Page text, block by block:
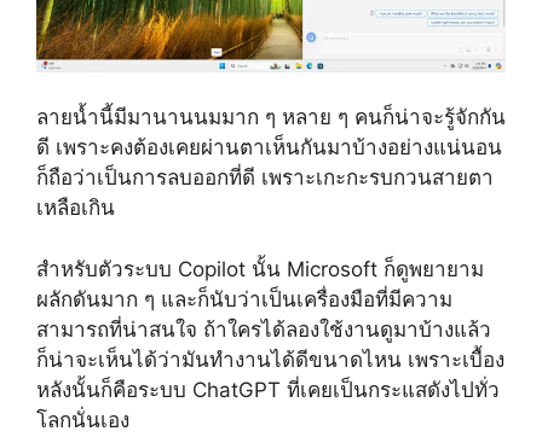
ลายน้ำนี้มีมานานนมมาก ๆ หลาย ๆ คนก็น่าจะรู้จักกัน
ดี เพราะคงต้องเคยผ่านตาเห็นกันมาบ้างอย่างแน่นอน
ก็ถือว่าเป็นการลบออกที่ดี เพราะเกะกะรบกวนสายตา
เหลือเกิน
สำหรับตัวระบบ Copilot นั้น Microsoft ก็ดูพยายาม
ผลักดันมาก ๆ และก็นับว่าเป็นเครื่องมือที่มีความ
สามารถที่น่าสนใจ ถ้าใครได้ลองใช้งานดูมาบ้างแล้ว
ก็น่าจะเห็นได้ว่ามันทำงานได้ดีขนาดไหน เพราะเบื้อง
หลังนั้นก็คือระบบ ChatGPT ที่เคยเป็นกระแสดังไปทั่ว
โลกนั่นเอง